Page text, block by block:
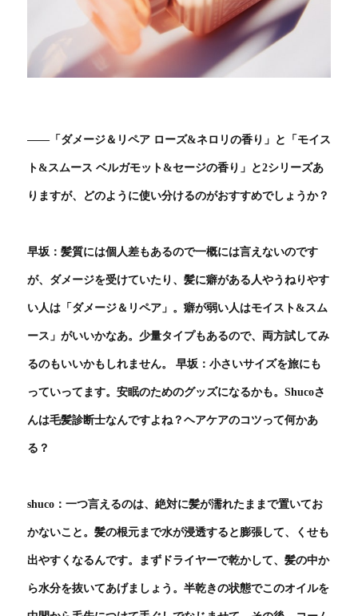
――「ダメージ＆リペア ローズ&ネロリの香り」と「モイス
ト&スムース ベルガモット&セージの香り」と2シリーズあ
りますが、どのように使い分けるのがおすすめでしょうか？
早坂：髪質には個人差もあるので一概には言えないのです
が、ダメージを受けていたり、髪に癖がある人やうねりやす
い人は「ダメージ＆リペア」。癖が弱い人はモイスト&スム
ース」がいいかなあ。少量タイプもあるので、両方試してみ
るのもいいかもしれません。 早坂：小さいサイズを旅にも
っていってます。安眠のためのグッズになるかも。Shucoさ
んは毛髪診断士なんですよね？ヘアケアのコツって何かあ
る？
shuco：一つ言えるのは、絶対に髪が濡れたままで置いてお
かないこと。髪の根元まで水が浸透すると膨張して、くせも
出やすくなるんです。まずドライヤーで乾かして、髪の中か
ら水分を抜いてあげましょう。半乾きの状態でこのオイルを